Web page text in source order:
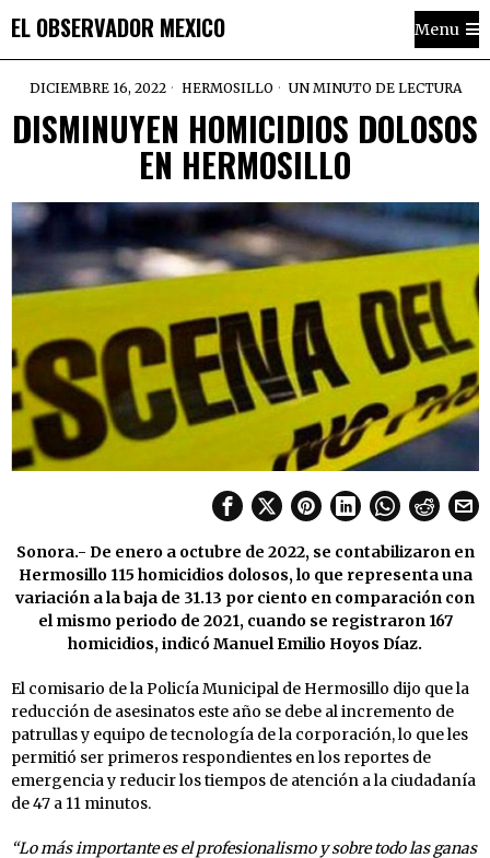
EL OBSERVADOR MEXICO Menu
DICIEMBRE 16, 2022 HERMOSILLO UN MINUTO DE LECTURA
DISMINUYEN HOMICIDIOS DOLOSOS
EN HERMOSILLO
Sonora.- De enero a octubre de 2022, se contabilizaron en
Hermosillo 115 homicidios dolosos, lo que representa una
variación a la baja de 31.13 por ciento en comparación con
el mismo periodo de 2021, cuando se registraron 167
homicidios, indicó Manuel Emilio Hoyos Díaz.
El comisario de la Policía Municipal de Hermosillo dijo que la
reducción de asesinatos este año se debe al incremento de
patrullas y equipo de tecnología de la corporación, lo que les
permitió ser primeros respondientes en los reportes de
emergencia y reducir los tiempos de atención a la ciudadanía
de 47 a 11 minutos.
“Lo más importante es el profesionalismo y sobre todo las ganas